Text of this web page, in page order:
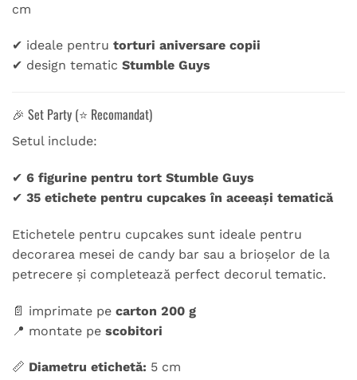
cm
✔ ideale pentru torturi aniversare copii
✔ design tematic Stumble Guys
🎉 Set Party (⭐ Recomandat)
Setul include:
✔ 6 figurine pentru tort Stumble Guys
✔ 35 etichete pentru cupcakes în aceeași tematică
Etichetele pentru cupcakes sunt ideale pentru
decorarea mesei de candy bar sau a brioșelor de la
petrecere și completează perfect decorul tematic.
📄 imprimate pe carton 200 g
📍 montate pe scobitori
📏 Diametru etichetă: 5 cm